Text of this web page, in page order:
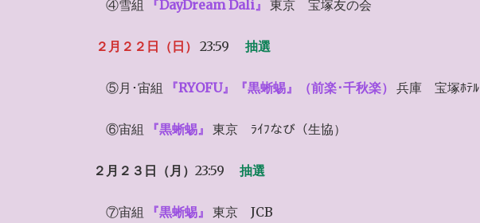
④雪組 『DayDream Dali』 東京 宝塚友の会
２月２２日（日） 23:59 抽選
⑤月･宙組 『RYOFU』『黒蜥蜴』（前楽･千秋楽） 兵庫 宝塚ﾎﾃﾙ
⑥宙組 『黒蜥蜴』 東京 ﾗｲﾌなび（生協）
２月２３日（月） 23:59 抽選
⑦宙組 『黒蜥蜴』 東京 JCB